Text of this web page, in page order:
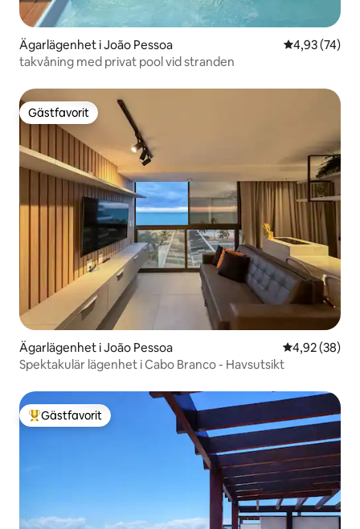
Ägarlägenhet i João Pessoa 4,93 av 5 i
4,93 (74)
takvåning med privat pool vid stranden
Gästfavorit
Gästfavorit
Ägarlägenhet i João Pessoa 4,92 av 5 i
4,92 (38)
Spektakulär lägenhet i Cabo Branco - Havsutsikt
Populär gästfavorit
Gästfavorit